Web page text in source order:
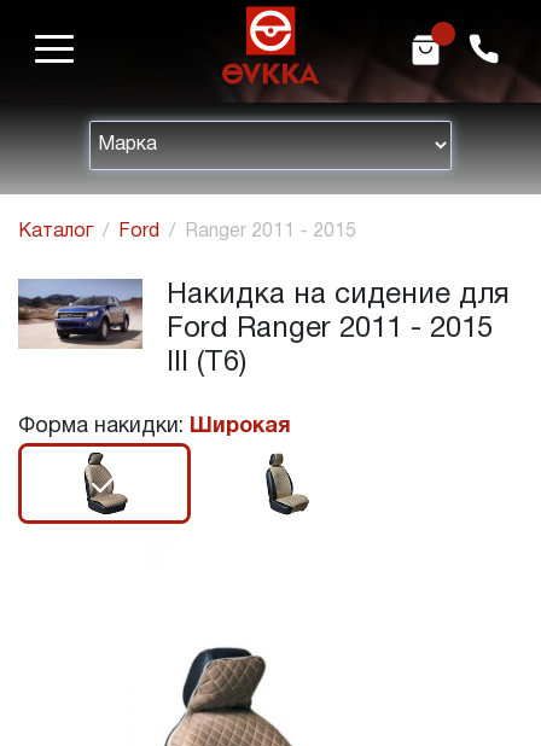
h m
Каталог Ford Ranger 2011 - 2015
Накидка на сидение для
Ford Ranger 2011 - 2015
III (T6)
Форма накидки: Широкая
r